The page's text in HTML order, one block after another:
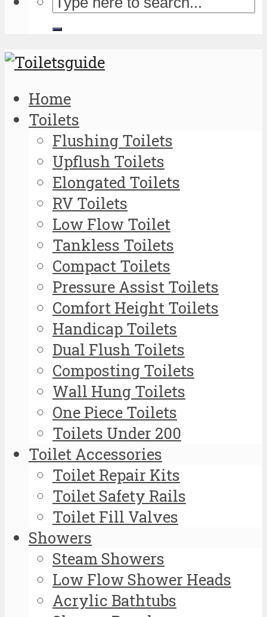
Home
Toilets
Flushing Toilets
Upflush Toilets
Elongated Toilets
RV Toilets
Low Flow Toilet
Tankless Toilets
Compact Toilets
Pressure Assist Toilets
Comfort Height Toilets
Handicap Toilets
Dual Flush Toilets
Composting Toilets
Wall Hung Toilets
One Piece Toilets
Toilets Under 200
Toilet Accessories
Toilet Repair Kits
Toilet Safety Rails
Toilet Fill Valves
Showers
Steam Showers
Low Flow Shower Heads
Acrylic Bathtubs